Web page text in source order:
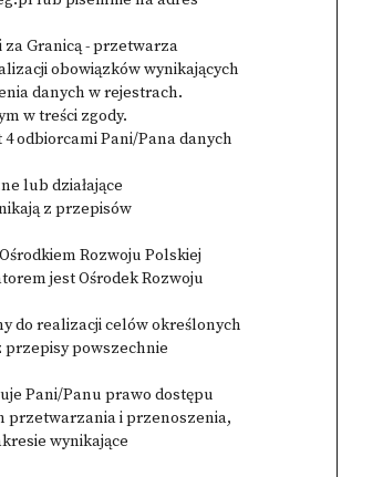
za Granicą - przetwarza
obowiązków wynikających
danych w rejestrach.
w treści zgody.
odbiorcami Pani/Pana danych
lub działające
z przepisów
Rozwoju Polskiej
jest Ośrodek Rozwoju
do realizacji celów określonych
przepisy powszechnie
Pani/Panu prawo dostępu
przetwarzania i przenoszenia,
wynikające